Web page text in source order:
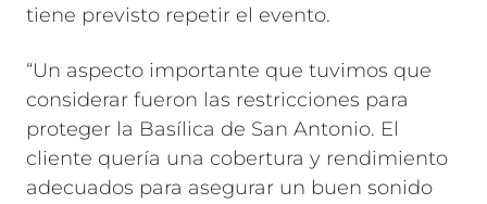
tiene previsto repetir el evento.
“Un aspecto importante que tuvimos que
considerar fueron las restricciones para
proteger la Basílica de San Antonio. El
cliente quería una cobertura y rendimiento
adecuados para asegurar un buen sonido